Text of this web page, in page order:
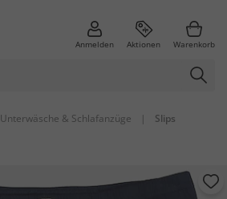
Anmelden Aktionen Warenkorb
Unterwäsche & Schlafanzüge | Slips